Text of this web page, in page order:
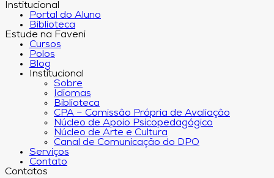
Institucional
Portal do Aluno
Biblioteca
Estude na Faveni
Cursos
Polos
Blog
Institucional
Sobre
Idiomas
Biblioteca
CPA – Comissão Própria de Avaliação
Núcleo de Apoio Psicopedagógico
Núcleo de Arte e Cultura
Canal de Comunicação do DPO
Serviços
Contato
Contatos